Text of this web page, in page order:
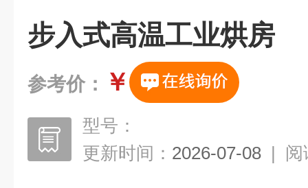
步入式高温工业烘房
参考价： ￥
型号：
更新时间： 2026-07-08 | 阅